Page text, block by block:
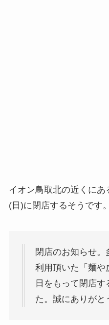
イオン鳥取北の近くにあ
(日)に閉店するそうです。
閉店のお知らせ
利用頂いた「麺や
日をもって閉店す
た。誠にありがと